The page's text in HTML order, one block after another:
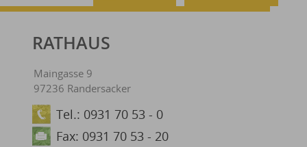
RATHAUS
Maingasse 9
97236 Randersacker
Tel.: 0931 70 53 - 0
Fax: 0931 70 53 - 20